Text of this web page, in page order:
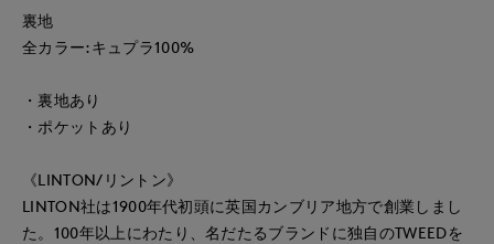
裏地
全カラー:キュプラ100%
・裏地あり
・ポケットあり
《LINTON/リントン》
LINTON社は1900年代初頭に英国カンブリア地方で創業しまし
た。100年以上にわたり、名だたるブランドに独自のTWEEDを